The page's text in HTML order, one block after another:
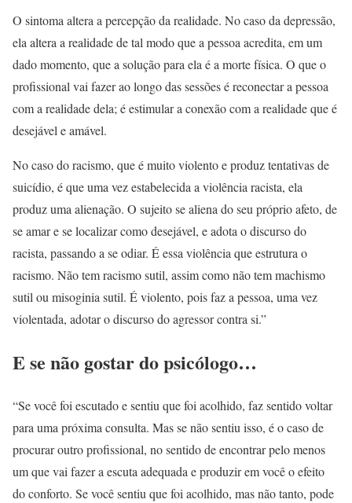
O sintoma altera a percepção da realidade. No caso da depressão,
ela altera a realidade de tal modo que a pessoa acredita, em um
dado momento, que a solução para ela é a morte física. O que o
profissional vai fazer ao longo das sessões é reconectar a pessoa
com a realidade dela; é estimular a conexão com a realidade que é
desejável e amável.
No caso do racismo, que é muito violento e produz tentativas de
suicídio, é que uma vez estabelecida a violência racista, ela
produz uma alienação. O sujeito se aliena do seu próprio afeto, de
se amar e se localizar como desejável, e adota o discurso do
racista, passando a se odiar. É essa violência que estrutura o
racismo. Não tem racismo sutil, assim como não tem machismo
sutil ou misoginia sutil. É violento, pois faz a pessoa, uma vez
violentada, adotar o discurso do agressor contra si.”
E se não gostar do psicólogo…
“Se você foi escutado e sentiu que foi acolhido, faz sentido voltar
para uma próxima consulta. Mas se não sentiu isso, é o caso de
procurar outro profissional, no sentido de encontrar pelo menos
um que vai fazer a escuta adequada e produzir em você o efeito
do conforto. Se você sentiu que foi acolhido, mas não tanto, pode